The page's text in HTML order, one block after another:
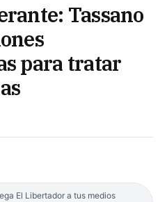
Tassano
para tratar
El Libertador a tus medios